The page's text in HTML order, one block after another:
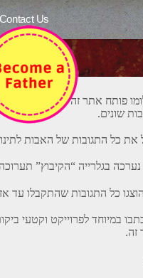
Contact Us
שונים.
את כל התגובות של האבות
כל התגובות שהתקבלו עד
במיוחד לפרוייקט וקטעי
זה.